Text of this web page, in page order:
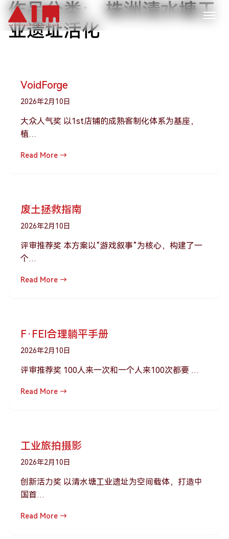
跳到主要内容
作品分类： 株洲清水塘工
业遗址活化
VoidForge
2026年2月10日
大众人气奖 以1st店铺的成熟客制化体系为基座，
植…
Read More →
废土拯救指南
2026年2月10日
评审推荐奖 本方案以“游戏叙事”为核心，构建了一
个…
Read More →
F·FEI合理躺平手册
2026年2月10日
评审推荐奖 100人来一次和一个人来100次都要 …
Read More →
工业旅拍摄影
2026年2月10日
创新活力奖 以清水塘工业遗址为空间载体，打造中
国首…
Read More →